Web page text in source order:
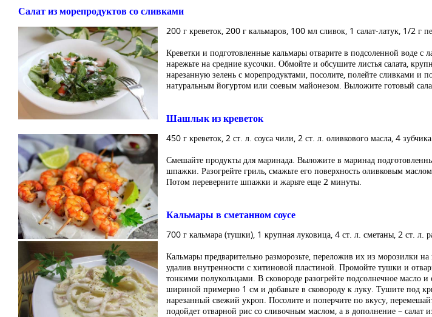
Салат из морепродуктов со сливками
200 г креветок, 200 г кальмаров, 100 мл сливок, 1 салат-латук, 1/2 г
Креветки и подготовленные кальмары отварите в подсоленной воде с
нарежьте на средние кусочки. Обмойте и обсушите листья салата,
нарезанную зелень с морепродуктами, посолите, полейте сливками и
натуральным йогуртом или соевым майонезом. Выложите готовый
Шашлык из креветок
450 г креветок, 2 ст. л. соуса чили, 2 ст. л. оливкового масла, 4
Смешайте продукты для маринада. Выложите в маринад
шпажки. Разогрейте гриль, смажьте его поверхность оливковым
Потом переверните шпажки и жарьте еще 2 минуты.
Кальмары в сметанном соусе
700 г кальмара (тушки), 1 крупная луковица, 4 ст. л. сметаны, 2 ст. л.
Кальмары предварительно разморозьте, переложив их из
удалив внутренности с хитиновой пластиной. Промойте тушки и
тонкими полукольцами. В сковороде разогрейте подсолнечное масло
шириной примерно 1 см и добавьте в сковороду к луку. Тушите под
нарезанный свежий укроп. Посолите и поперчите по вкусу,
подойдет отварной рис со сливочным маслом, а в дополнение – салат